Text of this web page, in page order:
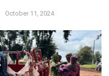
October 11, 2024